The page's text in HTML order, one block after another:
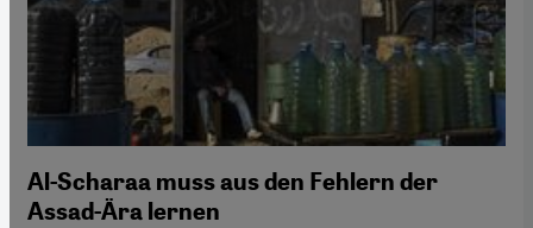
Al-Scharaa muss aus den Fehlern der
Assad-Ära lernen